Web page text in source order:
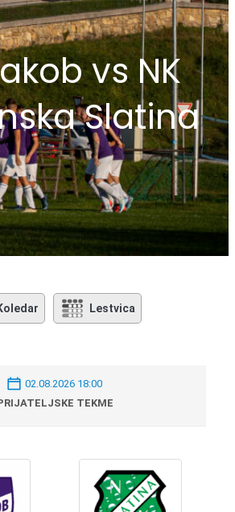
vs NK
Slatina
Lestvica
02.08.2026 18:00
TEKME